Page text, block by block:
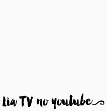
TV no youtube9